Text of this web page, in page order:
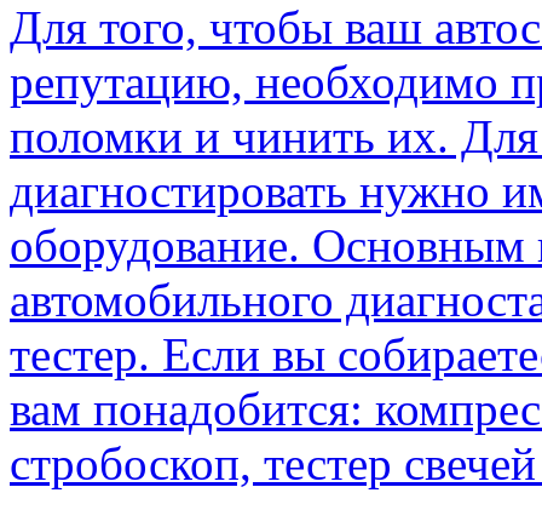
Для того, чтобы ваш
репутацию, необходимо
поломки и чинить их.
диагностировать нужно
оборудование. Основным
автомобильного
тестер. Если вы
вам понадобится:
стробоскоп, тестер